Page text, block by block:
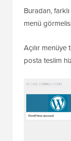
Buradan,
menü
Açılır
posta teslim